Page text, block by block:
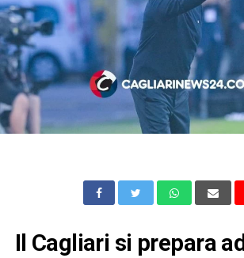
Il Cagliari si prepara ad